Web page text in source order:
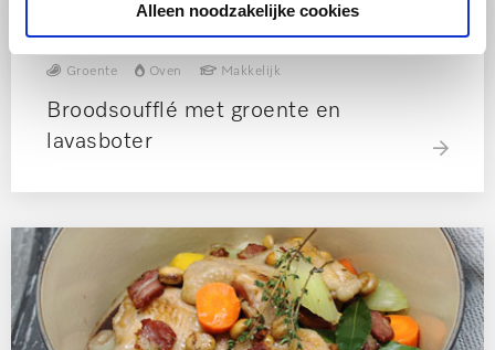
Alleen noodzakelijke cookies
Groente Oven Makkelijk
Broodsoufflé met groente en
lavasboter